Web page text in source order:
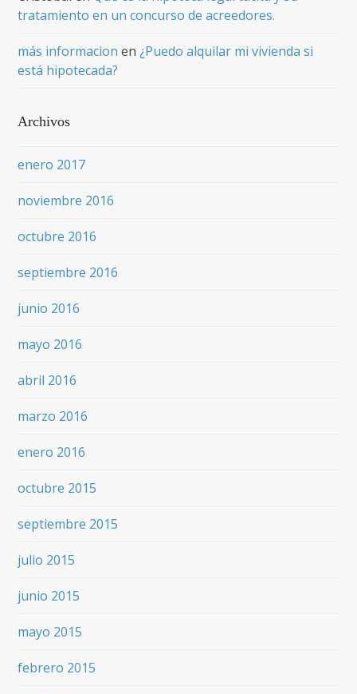
tratamiento en un concurso de acreedores.
más informacion en¿Puedo alquilar mi vivienda si
está hipotecada?
Archivos
enero 2017
noviembre 2016
octubre 2016
septiembre 2016
junio 2016
mayo 2016
abril 2016
marzo 2016
enero 2016
octubre 2015
septiembre 2015
julio 2015
junio 2015
mayo 2015
febrero 2015